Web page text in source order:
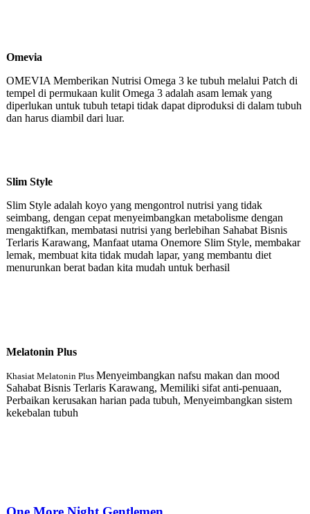
Omevia
OMEVIA Memberikan Nutrisi Omega 3 ke tubuh melalui Patch di
tempel di permukaan kulit Omega 3 adalah asam lemak yang
diperlukan untuk tubuh tetapi tidak dapat diproduksi di dalam tubuh
dan harus diambil dari luar.
Slim Style
Slim Style adalah koyo yang mengontrol nutrisi yang tidak
seimbang, dengan cepat menyeimbangkan metabolisme dengan
mengaktifkan, membatasi nutrisi yang berlebihan Sahabat Bisnis
Terlaris Karawang, Manfaat utama Onemore Slim Style, membakar
lemak, membuat kita tidak mudah lapar, yang membantu diet
menurunkan berat badan kita mudah untuk berhasil
Melatonin Plus
Khasiat Melatonin Plus Menyeimbangkan nafsu makan dan mood
Sahabat Bisnis Terlaris Karawang, Memiliki sifat anti-penuaan,
Perbaikan kerusakan harian pada tubuh, Menyeimbangkan sistem
kekebalan tubuh